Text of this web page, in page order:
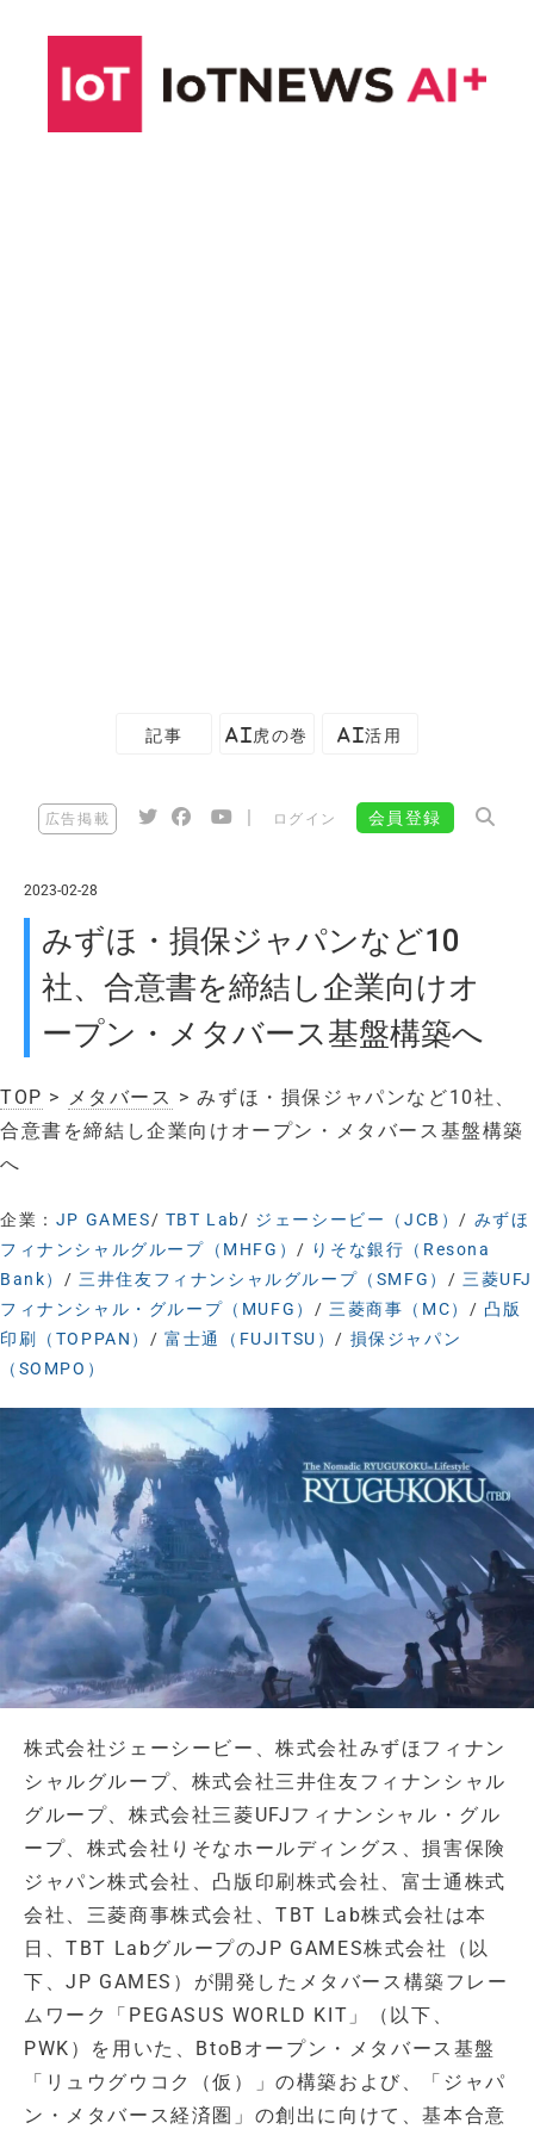
記事 AI虎の巻 AI活用
広告掲載 ログイン 会員登録
2023-02-28
みずほ・損保ジャパンなど10
社、合意書を締結し企業向けオ
ープン・メタバース基盤構築へ
TOP > メタバース > みずほ・損保ジャパンなど10社、
合意書を締結し企業向けオープン・メタバース基盤構築
へ
企業： JP GAMES/ TBT Lab/ ジェーシービー（JCB）/ みずほ
フィナンシャルグループ（MHFG）/ りそな銀行（Resona
Bank） /三井住友フィナンシャルグループ（SMFG） /三菱UFJ
フィナンシャル・グループ（MUFG） /三菱商事（MC） / 凸版
印刷（TOPPAN） /富士通（FUJITSU）/ 損保ジャパン
（SOMPO）
株式会社ジェーシービー、株式会社みずほフィナン
シャルグループ、株式会社三井住友フィナンシャル
グループ、株式会社三菱UFJフィナンシャル・グル
ープ、株式会社りそなホールディングス、損害保険
ジャパン株式会社、凸版印刷株式会社、富士通株式
会社、三菱商事株式会社、TBT Lab株式会社は本
日、TBT LabグループのJP GAMES株式会社（以
下、JP GAMES）が開発したメタバース構築フレー
ムワーク「PEGASUS WORLD KIT」（以下、
PWK）を用いた、BtoBオープン・メタバース基盤
「リュウグウコク（仮）」の構築および、「ジャパ
ン・メタバース経済圏」の創出に向けて、基本合意